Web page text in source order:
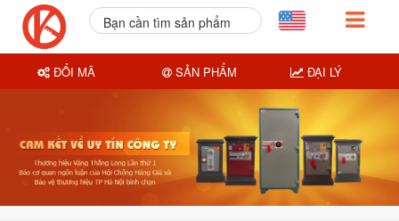
Bạn cần tìm sản phẩm
ĐỔI MÃ SẢN PHẨM ĐẠI LÝ